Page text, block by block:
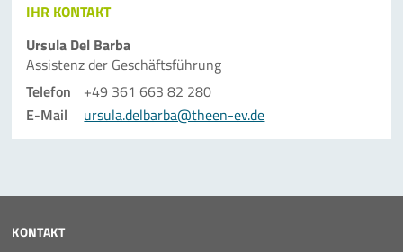
IHR KONTAKT
Ursula Del Barba
Assistenz der Geschäfts­führung
Telefon
+49 361 663 82 280
E-Mail
ursula.delbarba@theen-ev.de
KONTAKT